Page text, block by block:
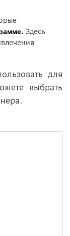
. Здесь
для
выбрать